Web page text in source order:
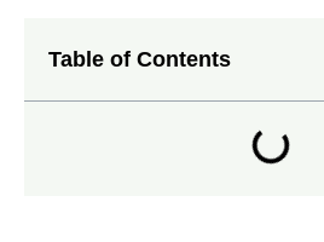
Table of Contents